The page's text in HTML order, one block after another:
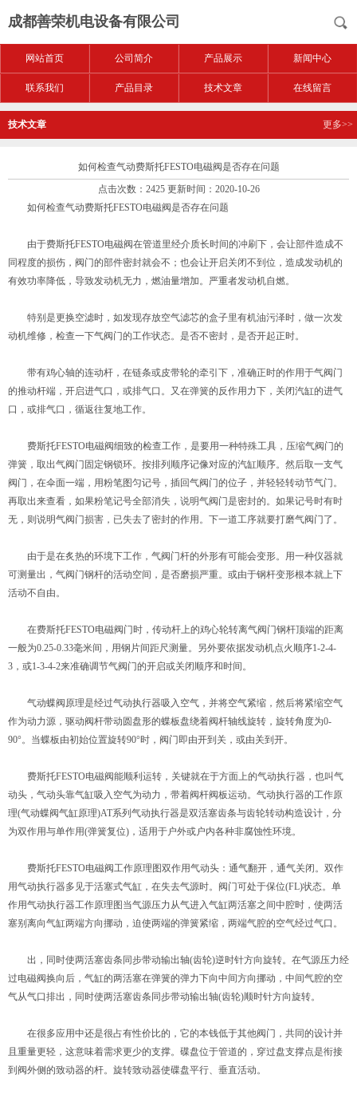
成都善荣机电设备有限公司
网站首页 公司简介 产品展示 新闻中心
联系我们 产品目录 技术文章 在线留言
技术文章 更多>>
如何检查气动费斯托FESTO电磁阀是否存在问题
点击次数：2425 更新时间：2020-10-26
如何检查气动费斯托FESTO电磁阀是否存在问题
由于费斯托FESTO电磁阀在管道里经介质长时间的冲刷下，会让部件造成不
同程度的损伤，阀门的部件密封就会不；也会让开启关闭不到位，造成发动机的
有效功率降低，导致发动机无力，燃油量增加。严重者发动机自燃。
特别是更换空滤时，如发现存放空气滤芯的盒子里有机油污泽时，做一次发
动机维修，检查一下气阀门的工作状态。是否不密封，是否开起正时。
带有鸡心轴的连动杆，在链条或皮带轮的牵引下，准确正时的作用于气阀门
的推动杆端，开启进气口，或排气口。又在弹簧的反作用力下，关闭汽缸的进气
口，或排气口，循返往复地工作。
费斯托FESTO电磁阀细致的检查工作，是要用一种特殊工具，压缩气阀门的
弹簧，取出气阀门固定钢锁环。按排列顺序记像对应的汽缸顺序。然后取一支气
阀门，在伞面一端，用粉笔图匀记号，插回气阀门的位子，并轻轻转动节气门。
再取出来查看，如果粉笔记号全部消失，说明气阀门是密封的。如果记号时有时
无，则说明气阀门损害，已失去了密封的作用。下一道工序就要打磨气阀门了。
由于是在炙热的环境下工作，气阀门杆的外形有可能会变形。用一种仪器就
可测量出，气阀门钢杆的活动空间，是否磨损严重。或由于钢杆变形根本就上下
活动不自由。
在费斯托FESTO电磁阀门时，传动杆上的鸡心轮转离气阀门钢杆顶端的距离
一般为0.25-0.33毫米间，用钢片间距尺测量。另外要依据发动机点火顺序1-2-4-
3，或1-3-4-2来准确调节气阀门的开启或关闭顺序和时间。
气动蝶阀原理是经过气动执行器吸入空气，并将空气紧缩，然后将紧缩空气
作为动力源，驱动阀杆带动圆盘形的蝶板盘绕着阀杆轴线旋转，旋转角度为0-
90°。当蝶板由初始位置旋转90°时，阀门即由开到关，或由关到开。
费斯托FESTO电磁阀能顺利运转，关键就在于方面上的气动执行器，也叫气
动头，气动头靠气缸吸入空气为动力，带着阀杆阀板运动。气动执行器的工作原
理(气动蝶阀气缸原理)AT系列气动执行器是双活塞齿条与齿轮转动构造设计，分
为双作用与单作用(弹簧复位)，适用于户外或户内各种非腐蚀性环境。
费斯托FESTO电磁阀工作原理图双作用气动头：通气翻开，通气关闭。双作
用气动执行器多见于活塞式气缸，在失去气源时。阀门可处于保位(FL)状态。单
作用气动执行器工作原理图当气源压力从气进入气缸两活塞之间中腔时，使两活
塞别离向气缸两端方向挪动，迫使两端的弹簧紧缩，两端气腔的空气经过气口。
出，同时使两活塞齿条同步带动输出轴(齿轮)逆时针方向旋转。在气源压力经
过电磁阀换向后，气缸的两活塞在弹簧的弹力下向中间方向挪动，中间气腔的空
气从气口排出，同时使两活塞齿条同步带动输出轴(齿轮)顺时针方向旋转。
在很多应用中还是很占有性价比的，它的本钱低于其他阀门，共同的设计并
且重量更轻，这意味着需求更少的支撑。碟盘位于管道的，穿过盘支撑点是衔接
到阀外侧的致动器的杆。旋转致动器使碟盘平行、垂直活动。